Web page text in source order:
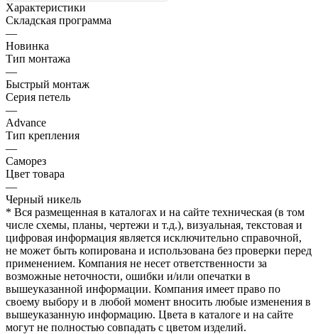
Характеристики
Складская программа
—
Новинка
Тип монтажа
—
Быстрый монтаж
Серия петель
—
Advance
Тип крепления
—
Саморез
Цвет товара
—
Черный никель
* Вся размещенная в каталогах и на сайте техническая (в том
числе схемы, планы, чертежи и т.д.), визуальная, текстовая и
цифровая информация является исключительно справочной,
не может быть копирована и использована без проверки перед
применением. Компания не несет ответственности за
возможные неточности, ошибки и/или опечатки в
вышеуказанной информации. Компания имеет право по
своему выбору и в любой момент вносить любые изменения в
вышеуказанную информацию. Цвета в каталоге и на сайте
могут не полностью совпадать с цветом изделий.